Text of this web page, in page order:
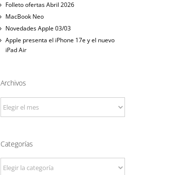
Folleto ofertas Abril 2026
MacBook Neo
Novedades Apple 03/03
Apple presenta el iPhone 17e y el nuevo
iPad Air
Archivos
Archivos
Categorías
Categorías